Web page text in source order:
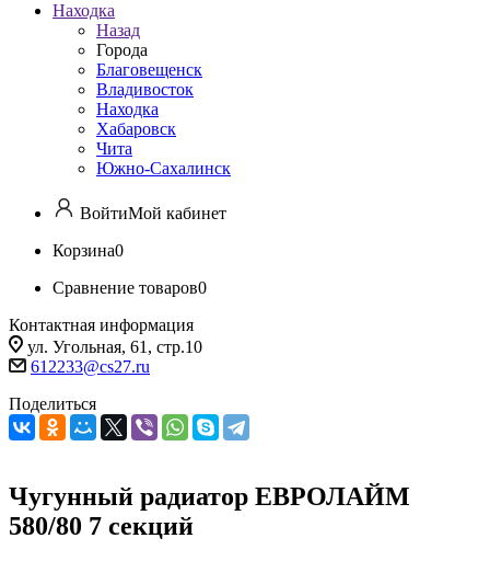
Находка
Назад
Города
Благовещенск
Владивосток
Находка
Хабаровск
Чита
Южно-Сахалинск
ВойтиМой кабинет
Корзина0
Сравнение товаров0
Контактная информация
ул. Угольная, 61, стр.10
612233@cs27.ru
Поделиться
Чугунный радиатор ЕВРОЛАЙМ
580/80 7 секций